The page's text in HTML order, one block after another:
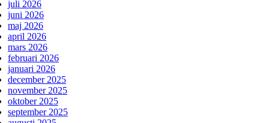
juli 2026
juni 2026
maj 2026
april 2026
mars 2026
februari 2026
januari 2026
december 2025
november 2025
oktober 2025
september 2025